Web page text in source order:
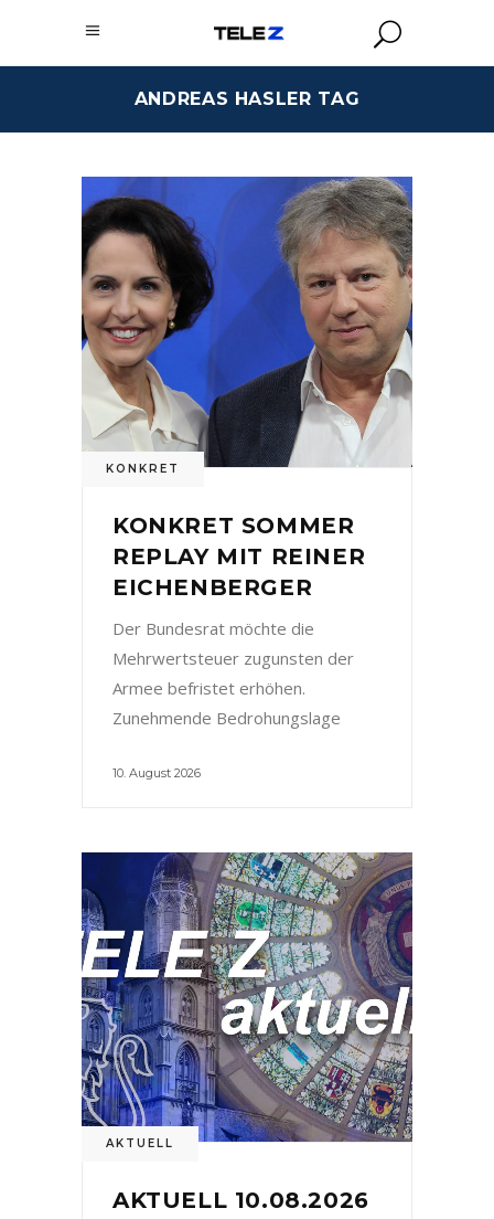
ANDREAS HASLER TAG
KONKRET
KONKRET SOMMER
REPLAY MIT REINER
EICHENBERGER
Der Bundesrat möchte die
Mehrwertsteuer zugunsten der
Armee befristet erhöhen.
Zunehmende Bedrohungslage
10. August 2026
AKTUELL
AKTUELL 10.08.2026